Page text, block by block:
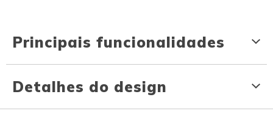
Principais funcionalidades
Detalhes do design